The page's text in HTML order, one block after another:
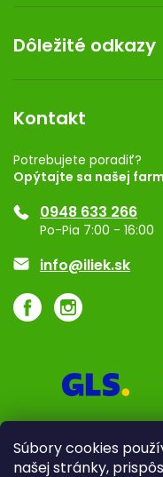
Súbory cookies
našej stránky,
Doprava a platba
Darček k nákupu
Kontakt
Dermocentrum
Dôležité odkazy
Rozhodnutie na
Registrácia
Ponuka pre firmy
Značky
Kontakt
Potrebujete poradiť?
Opýtajte sa našej
0948 633 266
Po-Pia 7:00 - 16:00
info@iliek.sk